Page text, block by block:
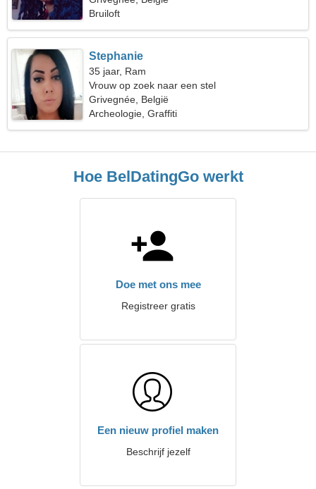
Bruiloft
Stephanie
35 jaar, Ram
Vrouw op zoek naar een stel
Grivegnée, België
Archeologie, Graffiti
Hoe BelDatingGo werkt
Doe met ons mee
Registreer gratis
Een nieuw profiel maken
Beschrijf jezelf